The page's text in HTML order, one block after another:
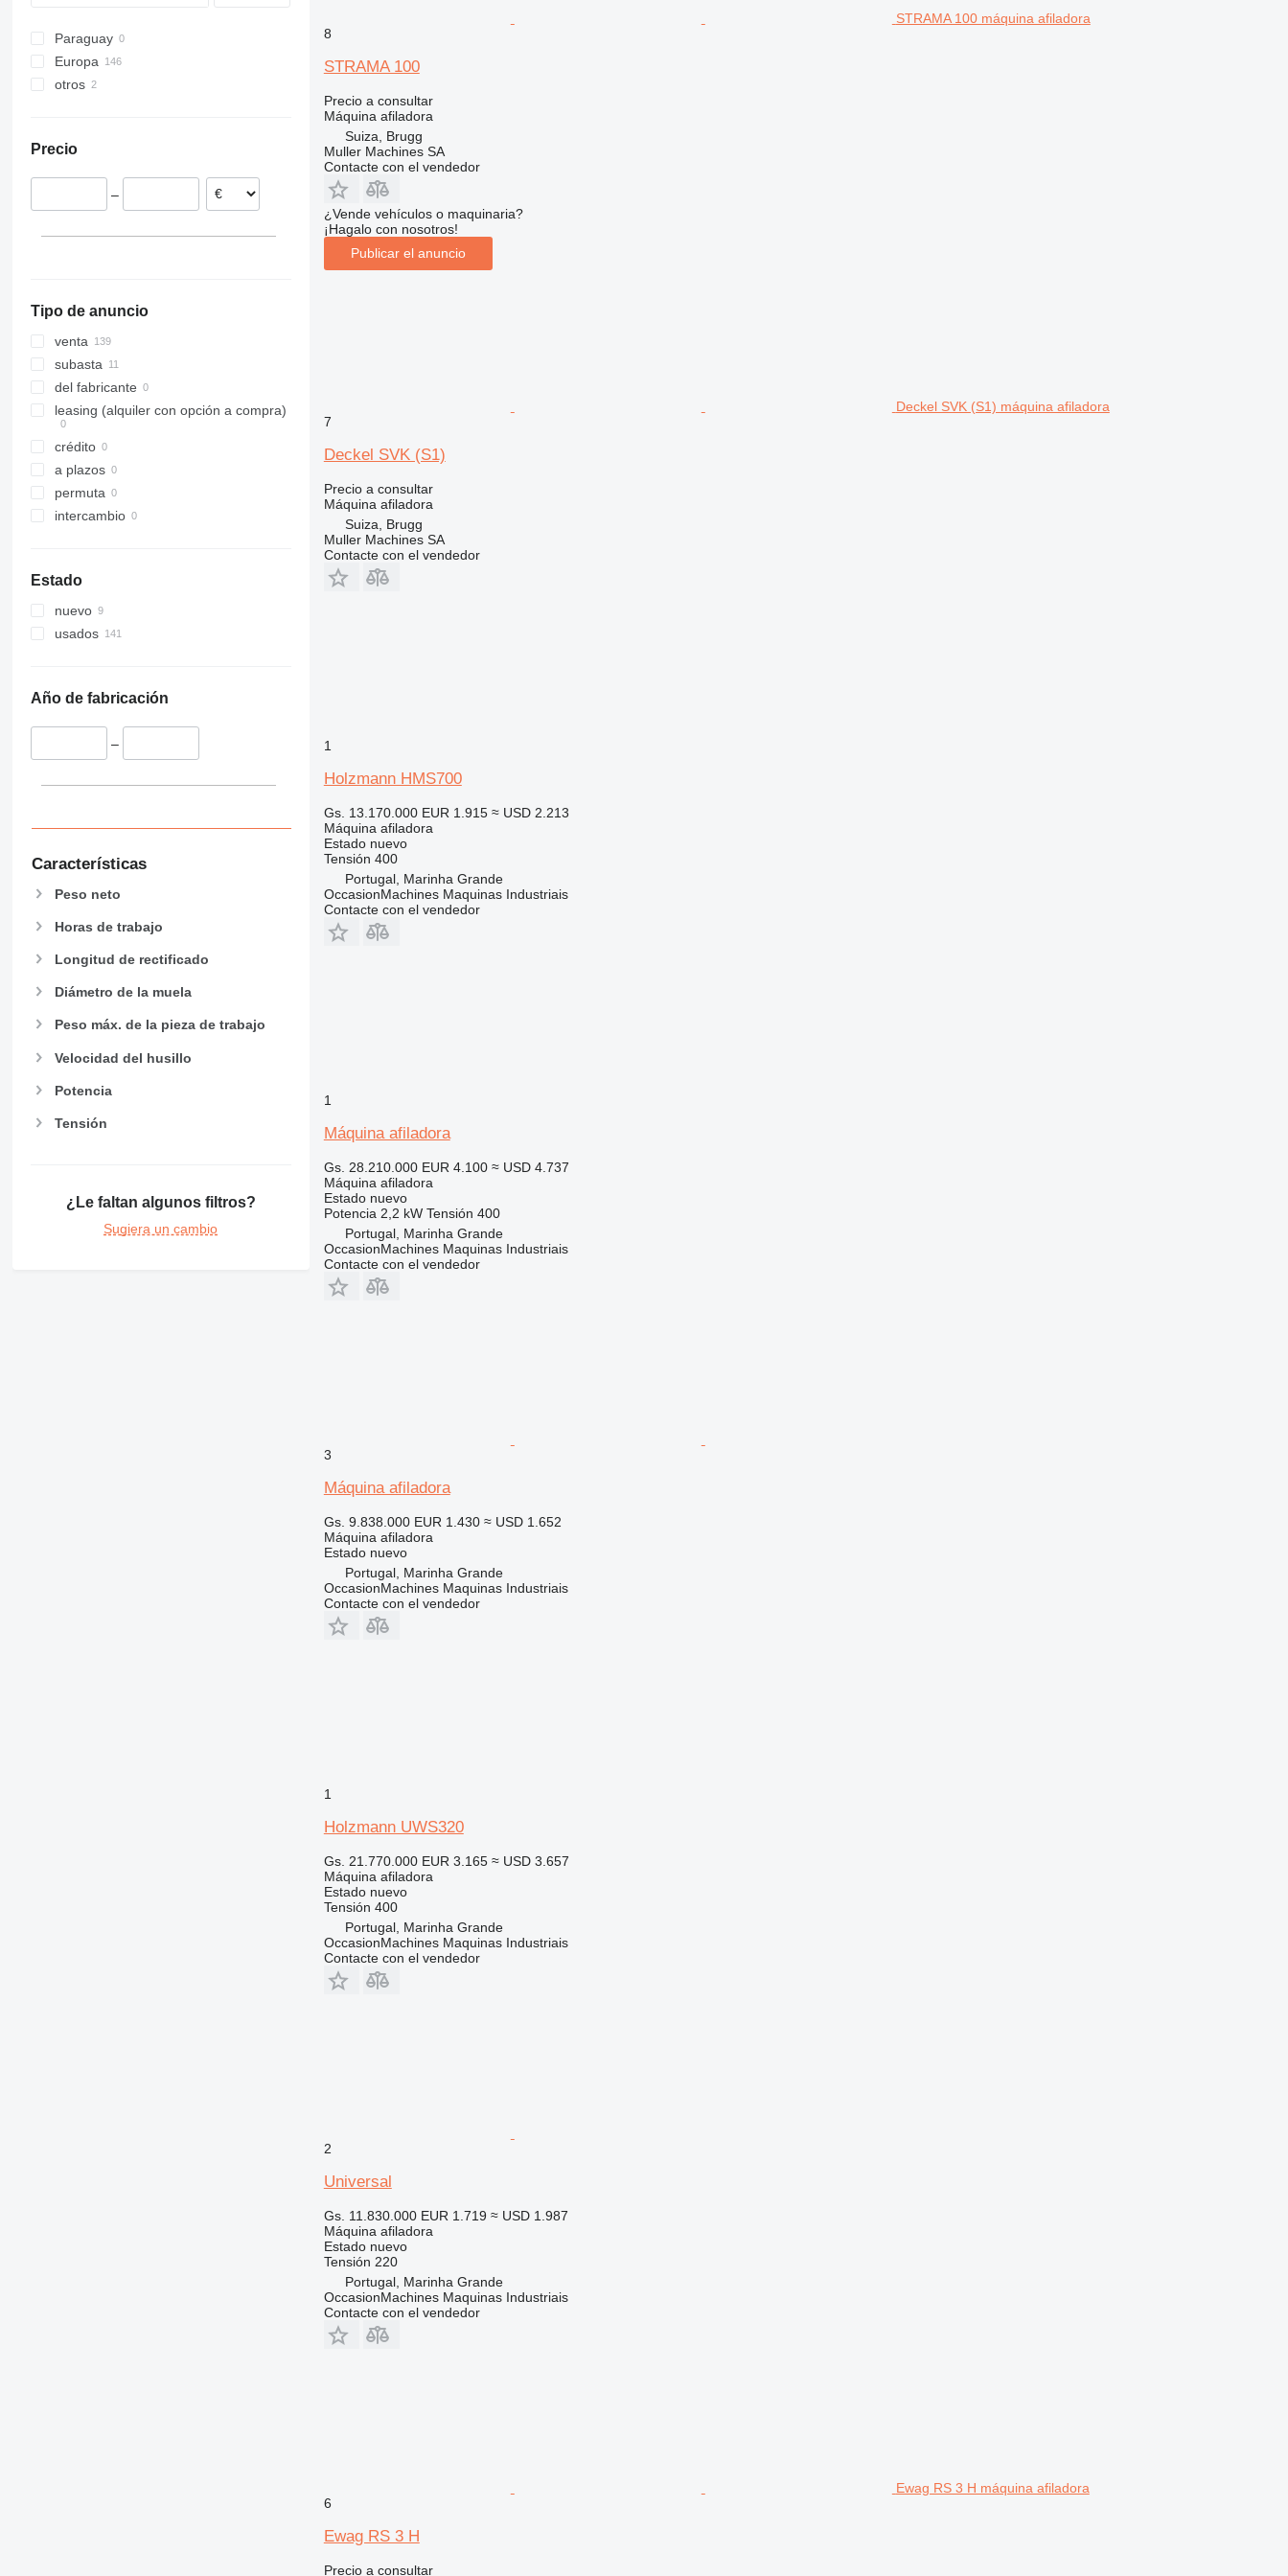
Paraguay
Europa
Portugal
Grecia
otros
Precio
–
Tipo de anuncio
venta
subasta
del fabricante
leasing (alquiler con opción a compra)
crédito
a plazos
permuta
intercambio
Estado
nuevo
usados
Año de fabricación
–
Características
Peso neto
Horas de trabajo
Longitud de rectificado
Diámetro de la muela
Peso máx. de la pieza de trabajo
Velocidad del husillo
Potencia
Tensión
¿Le faltan algunos filtros?
Sugiera un cambio
STRAMA 100 máquina afiladora
8
STRAMA 100
Precio a consultar
Máquina afiladora
Suiza, Brugg
Muller Machines SA
Contacte con el vendedor
¿Vende vehículos o maquinaria?
¡Hagalo con nosotros!
Publicar el anuncio
Deckel SVK (S1) máquina afiladora
7
Deckel SVK (S1)
Precio a consultar
Máquina afiladora
Suiza, Brugg
Muller Machines SA
Contacte con el vendedor
1
Holzmann HMS700
Gs. 13.170.000 EUR 1.915 ≈ USD 2.213
Máquina afiladora
Estadonuevo
Tensión 400
Portugal, Marinha Grande
OccasionMachines Maquinas Industriais
Contacte con el vendedor
1
Máquina afiladora
Gs. 28.210.000 EUR 4.100 ≈ USD 4.737
Máquina afiladora
Estadonuevo
Potencia 2,2 kW Tensión 400
Portugal, Marinha Grande
OccasionMachines Maquinas Industriais
Contacte con el vendedor
3
Máquina afiladora
Gs. 9.838.000 EUR 1.430 ≈ USD 1.652
Máquina afiladora
Estadonuevo
Portugal, Marinha Grande
OccasionMachines Maquinas Industriais
Contacte con el vendedor
1
Holzmann UWS320
Gs. 21.770.000 EUR 3.165 ≈ USD 3.657
Máquina afiladora
Estadonuevo
Tensión 400
Portugal, Marinha Grande
OccasionMachines Maquinas Industriais
Contacte con el vendedor
2
Universal
Gs. 11.830.000 EUR 1.719 ≈ USD 1.987
Máquina afiladora
Estadonuevo
Tensión 220
Portugal, Marinha Grande
OccasionMachines Maquinas Industriais
Contacte con el vendedor
Ewag RS 3 H máquina afiladora
6
Ewag RS 3 H
Precio a consultar